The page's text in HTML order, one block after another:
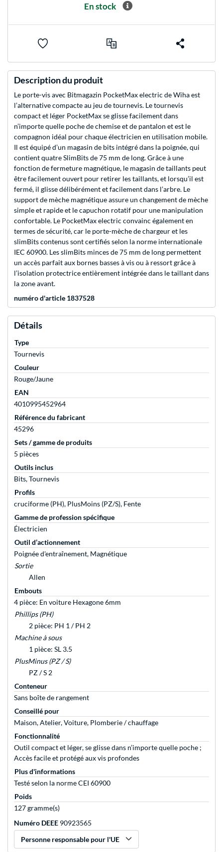
En stock
Description du produit
Le porte-vis avec Bitmagazin PocketMax electric de Wiha est
l’alternative compacte au jeu de tournevis. Le tournevis
compact et léger PocketMax se glisse facilement dans
n’importe quelle poche de chemise et de pantalon et est le
compagnon idéal pour chaque électricien en utilisation mobile.
Il est équipé d’un magasin de bits intégré dans la poignée, qui
contient quatre SlimBits de 75 mm de long. Grâce à une
fonction de fermeture magnétique, le magasin de taillants peut
être facilement ouvert pour retirer les taillants, et lorsqu’il est
fermé, il glisse délibérément et facilement dans l’arbre. Le
support de mèche magnétique assure un changement de mèche
simple et rapide et le capuchon rotatif pour une manipulation
confortable. Le PocketMax electric convainc également en
termes de sécurité, car le porte-mèche de chargeur et les
slimBits contenus sont certifiés selon la norme internationale
IEC 60900. Les slimBits minces de 75 mm de long permettent
un accès parfait aux bornes basses à vis ou à ressort grâce à
l’isolation protectrice entièrement intégrée dans le taillant dans
la zone avant.
numéro d'article 1837528
Détails
Type
Tournevis
Couleur
Rouge/Jaune
EAN
4010995452964
Référence du fabricant
45296
Sets / gamme de produits
5 pièces
Outils inclus
Bits, Tournevis
Profils
cruciforme (PH), PlusMoins (PZ/S), Fente
Gamme de profession spécifique
Électricien
Outil d’actionnement
Poignée d'entraînement, Magnétique
Sortie
Allen
Embouts
4 pièce: En voiture Hexagone 6mm
Phillips (PH)
2 pièce: PH 1 / PH 2
Machine à sous
1 pièce: SL 3.5
PlusMinus (PZ / S)
PZ / S 2
Conteneur
Sans boîte de rangement
Conseillé pour
Maison, Atelier, Voiture, Plomberie / chauffage
Fonctionnalité
Outil compact et léger, se glisse dans n’importe quelle poche ;
Accès facile et protégé aux vis profondes
Plus d'informations
Testé selon la norme CEI 60900
Poids
127 gramme(s)
Numéro DEEE 90923565
Personne responsable pour l'UE